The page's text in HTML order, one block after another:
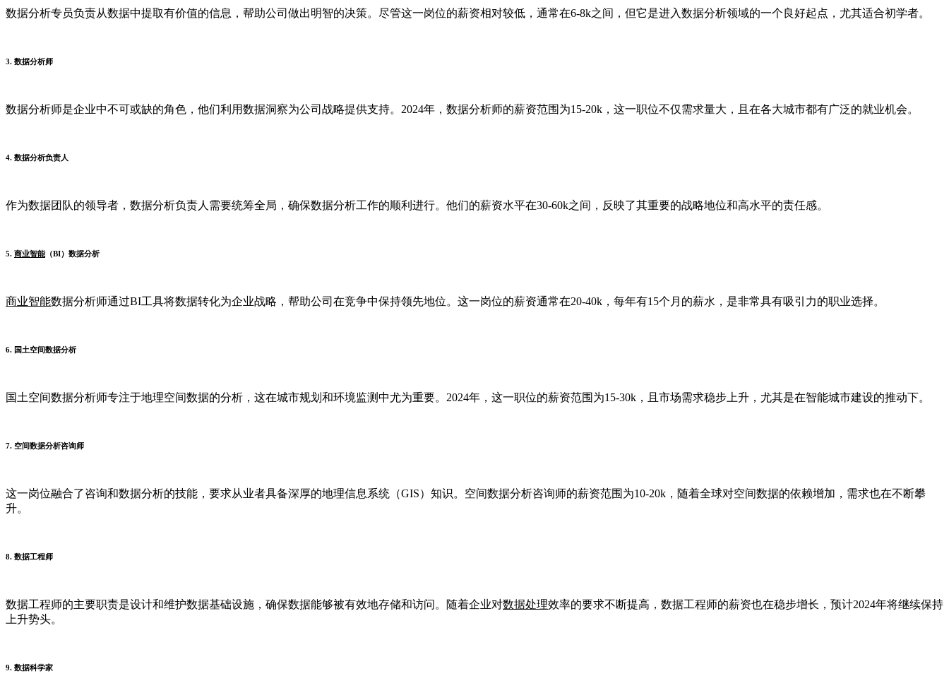
数据分析专员负责从数据中提取有价值的信息，帮助公司做出明智的决策。尽管这一岗位的薪资相对较低，通常在6-8k之间，但它是进入数据分析领域的一个良好起点，尤其适合初学者。
3. 数据分析师
数据分析师是企业中不可或缺的角色，他们利用数据洞察为公司战略提供支持。2024年，数据分析师的薪资范围为15-20k，这一职位不仅需求量大，且在各大城市都有广泛的就业机会。
4. 数据分析负责人
作为数据团队的领导者，数据分析负责人需要统筹全局，确保数据分析工作的顺利进行。他们的薪资水平在30-60k之间，反映了其重要的战略地位和高水平的责任感。
5. 商业智能 （BI）数据分析
商业智能数据分析师通过BI工具将数据转化为企业战略，帮助公司在竞争中保持领先地位。这一岗位的薪资通常在20-40k，每年有15个月的薪水，是非常具有吸引力的职业选择。
6. 国土空间数据分析
国土空间数据分析师专注于地理空间数据的分析，这在城市规划和环境监测中尤为重要。2024年，这一职位的薪资范围为15-30k，且市场需求稳步上升，尤其是在智能城市建设的推动下。
7. 空间数据分析咨询师
这一岗位融合了咨询和数据分析的技能，要求从业者具备深厚的地理信息系统（GIS）知识。空间数据分析咨询师的薪资范围为10-20k，随着全球对空间数据的依赖增加，需求也在不断攀
升。
8. 数据工程师
数据工程师的主要职责是设计和维护数据基础设施，确保数据能够被有效地存储和访问。随着企业对数据处理效率的要求不断提高，数据工程师的薪资也在稳步增长，预计2024年将继续保持
上升势头。
9. 数据科学家